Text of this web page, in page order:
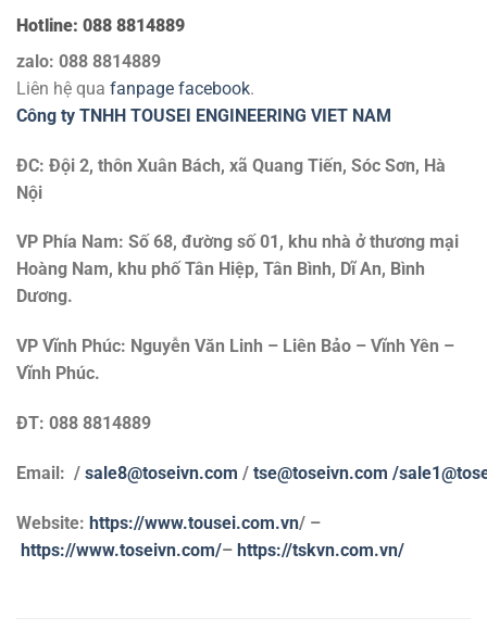
Hotline: 088 8814889
zalo: 088 8814889
Liên hệ qua fanpage facebook.
Công ty TNHH TOUSEI ENGINEERING VIET NAM
ĐC: Đội 2, thôn Xuân Bách, xã Quang Tiến, Sóc Sơn, Hà
Nội
VP Phía Nam: Số 68, đường số 01, khu nhà ở thương mại
Hoàng Nam, khu phố Tân Hiệp, Tân Bình, Dĩ An, Bình
Dương.
VP Vĩnh Phúc: Nguyễn Văn Linh – Liên Bảo – Vĩnh Yên –
Vĩnh Phúc.
ĐT: 088 8814889
Email: / sale8@toseivn.com / tse@toseivn.com /
Website: https://www.tousei.com.vn/ –
https://www.toseivn.com/– https://tskvn.com.vn/